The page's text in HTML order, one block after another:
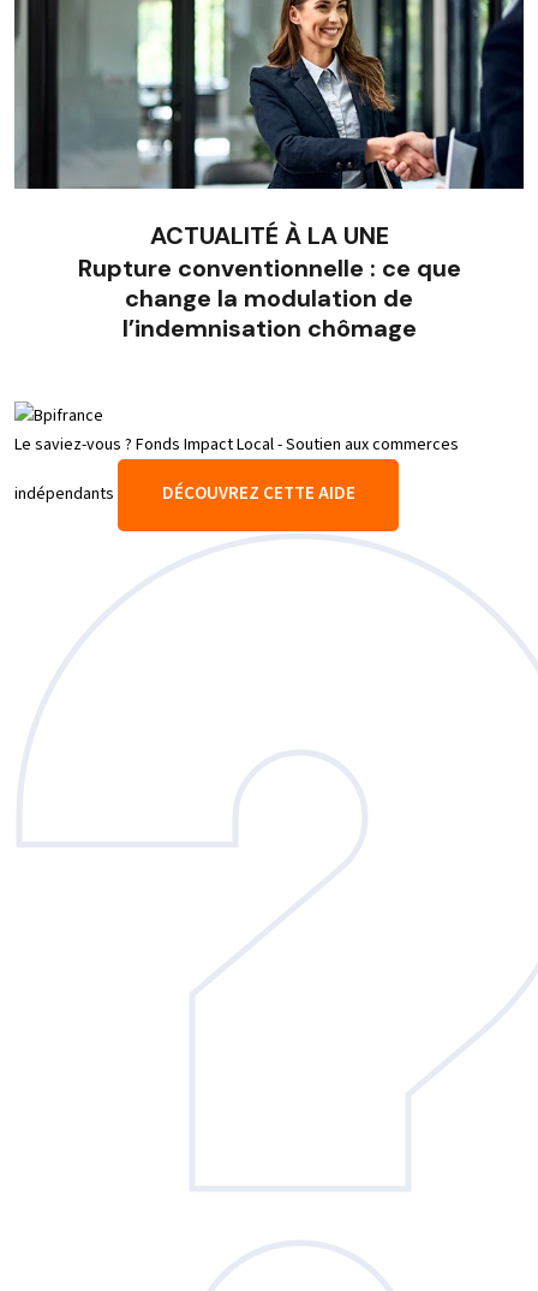
ACTUALITÉ À LA UNE
Rupture conventionnelle : ce que
change la modulation de
l’indemnisation chômage
Le saviez-vous ? Fonds Impact Local - Soutien aux commerces
indépendants DÉCOUVREZ CETTE AIDE